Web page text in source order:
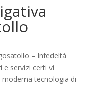
– Infedeltà
e servizi certi vi
tecnologia di